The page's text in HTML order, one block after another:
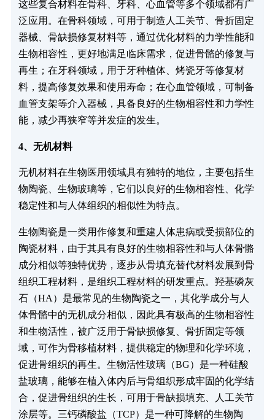
这些复合材料在骨科、牙科、心血管等多个领域都有广
泛应用。在骨科领域，可用于制造人工关节、骨折固定
器械、骨缺损修复材料等，通过优化材料的力学性能和
生物相容性，更好地满足临床需求，促进骨骼的修复与
再生；在牙科领域，用于牙种植体、烤瓷牙等修复材
料，提高修复效果和使用寿命；在心血管领域，可制备
血管支架等介入器械，具备良好的生物相容性和力学性
能，减少再狭窄等并发症的发生。
4、无机材料
无机材料在生物医用领域具有独特的地位，主要包括生
物陶瓷、生物玻璃等，它们以良好的生物相容性、化学
稳定性和与人体组织的相似性为特点。
生物陶瓷是一类用作修复和重建人体患病或受损部位的
陶瓷材料，由于其具有良好的生物相容性和与人体骨骼
成分相似等独特优势，逐步从骨填充替代材料发展到骨
组织工程材料，是组织工程材料的研发重点。羟基磷灰
石（HA）是最常见的生物陶瓷之一，其化学成分与人
体骨骼中的无机成分相似，因此具有极高的生物相容性
和生物活性，被广泛用于骨缺损修复、骨折固定等领
域，可作为骨移植材料，提供稳定的物理和化学环境，
促进骨组织的再生。生物活性玻璃（BG）是一种硅酸
盐玻璃，能够在植入体内后与骨组织形成牢固的化学结
合，促进骨组织的生长，可用于骨缺损填充、人工关节
涂层等。三钙磷酸盐（TCP）是一种可降解的生物陶